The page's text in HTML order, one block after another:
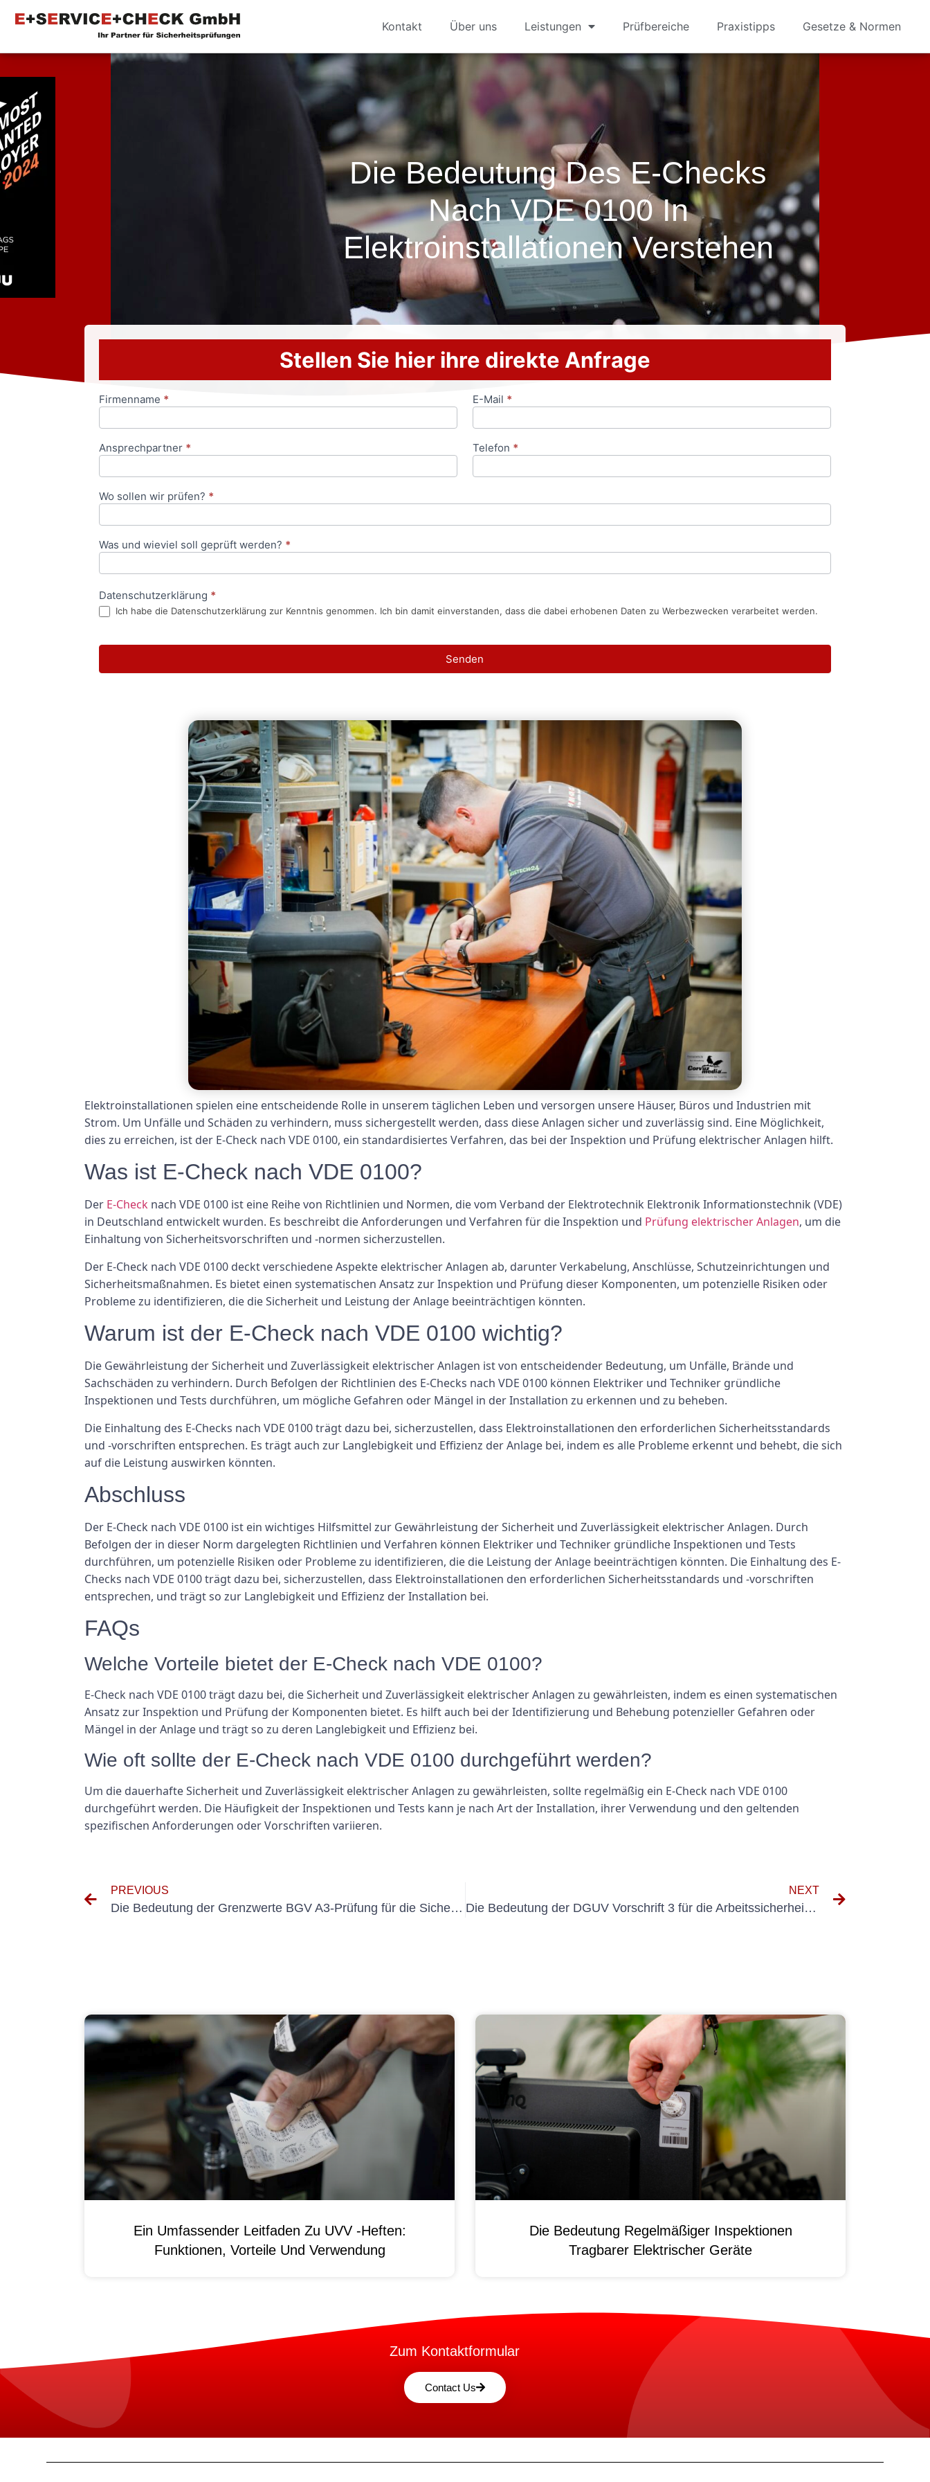
Kontakt Über uns Leistungen Prüfbereiche Praxistipps Gesetze & Normen
Die Bedeutung Des E-Checks
Nach VDE 0100 In
Elektroinstallationen Verstehen
Stellen Sie hier ihre direkte Anfrage
Anfrageformular
Firmenname * E-Mail *
Ansprechpartner * Telefon *
Wo sollen wir prüfen? *
Was und wieviel soll geprüft werden? *
Datenschutzerklärung *
Ich habe die Datenschutzerklärung zur Kenntnis genommen. Ich bin damit einverstanden, dass die dabei erhobenen Daten zu Werbezwecken verarbeitet werden.
Senden
Elektroinstallationen spielen eine entscheidende Rolle in unserem täglichen Leben und versorgen unsere Häuser, Büros und Industrien mit
Strom. Um Unfälle und Schäden zu verhindern, muss sichergestellt werden, dass diese Anlagen sicher und zuverlässig sind. Eine Möglichkeit,
dies zu erreichen, ist der E-Check nach VDE 0100, ein standardisiertes Verfahren, das bei der Inspektion und Prüfung elektrischer Anlagen hilft.
Was ist E-Check nach VDE 0100?
Der E-Check nach VDE 0100 ist eine Reihe von Richtlinien und Normen, die vom Verband der Elektrotechnik Elektronik Informationstechnik (VDE)
in Deutschland entwickelt wurden. Es beschreibt die Anforderungen und Verfahren für die Inspektion und Prüfung elektrischer Anlagen, um die
Einhaltung von Sicherheitsvorschriften und -normen sicherzustellen.
Der E-Check nach VDE 0100 deckt verschiedene Aspekte elektrischer Anlagen ab, darunter Verkabelung, Anschlüsse, Schutzeinrichtungen und
Sicherheitsmaßnahmen. Es bietet einen systematischen Ansatz zur Inspektion und Prüfung dieser Komponenten, um potenzielle Risiken oder
Probleme zu identifizieren, die die Sicherheit und Leistung der Anlage beeinträchtigen könnten.
Warum ist der E-Check nach VDE 0100 wichtig?
Die Gewährleistung der Sicherheit und Zuverlässigkeit elektrischer Anlagen ist von entscheidender Bedeutung, um Unfälle, Brände und
Sachschäden zu verhindern. Durch Befolgen der Richtlinien des E-Checks nach VDE 0100 können Elektriker und Techniker gründliche
Inspektionen und Tests durchführen, um mögliche Gefahren oder Mängel in der Installation zu erkennen und zu beheben.
Die Einhaltung des E-Checks nach VDE 0100 trägt dazu bei, sicherzustellen, dass Elektroinstallationen den erforderlichen Sicherheitsstandards
und -vorschriften entsprechen. Es trägt auch zur Langlebigkeit und Effizienz der Anlage bei, indem es alle Probleme erkennt und behebt, die sich
auf die Leistung auswirken könnten.
Abschluss
Der E-Check nach VDE 0100 ist ein wichtiges Hilfsmittel zur Gewährleistung der Sicherheit und Zuverlässigkeit elektrischer Anlagen. Durch
Befolgen der in dieser Norm dargelegten Richtlinien und Verfahren können Elektriker und Techniker gründliche Inspektionen und Tests
durchführen, um potenzielle Risiken oder Probleme zu identifizieren, die die Leistung der Anlage beeinträchtigen könnten. Die Einhaltung des E-
Checks nach VDE 0100 trägt dazu bei, sicherzustellen, dass Elektroinstallationen den erforderlichen Sicherheitsstandards und -vorschriften
entsprechen, und trägt so zur Langlebigkeit und Effizienz der Installation bei.
FAQs
Welche Vorteile bietet der E-Check nach VDE 0100?
E-Check nach VDE 0100 trägt dazu bei, die Sicherheit und Zuverlässigkeit elektrischer Anlagen zu gewährleisten, indem es einen systematischen
Ansatz zur Inspektion und Prüfung der Komponenten bietet. Es hilft auch bei der Identifizierung und Behebung potenzieller Gefahren oder
Mängel in der Anlage und trägt so zu deren Langlebigkeit und Effizienz bei.
Wie oft sollte der E-Check nach VDE 0100 durchgeführt werden?
Um die dauerhafte Sicherheit und Zuverlässigkeit elektrischer Anlagen zu gewährleisten, sollte regelmäßig ein E-Check nach VDE 0100
durchgeführt werden. Die Häufigkeit der Inspektionen und Tests kann je nach Art der Installation, ihrer Verwendung und den geltenden
spezifischen Anforderungen oder Vorschriften variieren.
PREVIOUS
Die Bedeutung der Grenzwerte BGV A3-Prüfung für die Sicherheit am Arbeitsplatz verstehen
NEXT
Die Bedeutung der DGUV Vorschrift 3 für die Arbeitssicherheit verstehen
Ein Umfassender Leitfaden Zu UVV -Heften:
Funktionen, Vorteile Und Verwendung
Die Bedeutung Regelmäßiger Inspektionen
Tragbarer Elektrischer Geräte
Zum Kontaktformular
Contact Us